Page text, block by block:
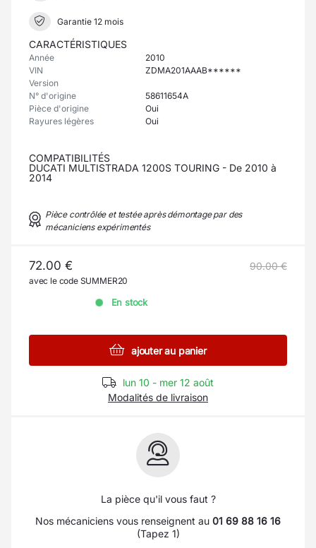
Garantie 12 mois
CARACTÉRISTIQUES
Année
2010
VIN
ZDMA201AAAB******
Version
N° d'origine
58611654A
Pièce d'origine
Oui
Rayures légères
Oui
COMPATIBILITÉS
DUCATI MULTISTRADA 1200S TOURING - De 2010 à
2014
Pièce contrôlée et testée après démontage par des
mécaniciens expérimentés
72.00 € 90.00 €
avec le code SUMMER20
En stock
ajouter au panier
lun 10 - mer 12 août
Modalités de livraison
La pièce qu'il vous faut ?
Nos mécaniciens vous renseignent au 01 69 88 16 16
(Tapez 1)